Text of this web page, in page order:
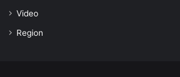
Video
Region